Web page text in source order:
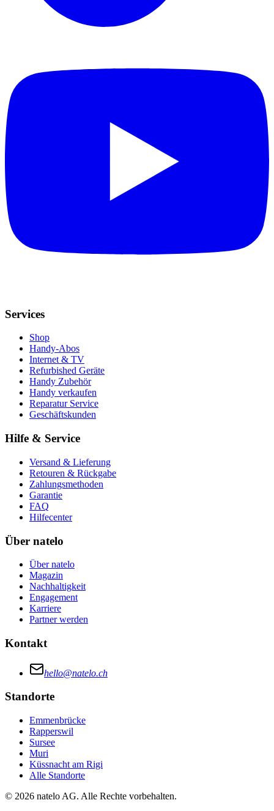
Services
Shop
Handy-Abos
Internet & TV
Refurbished Geräte
Handy Zubehör
Handy verkaufen
Reparatur Service
Geschäftskunden
Hilfe & Service
Versand & Lieferung
Retouren & Rückgabe
Zahlungsmethoden
Garantie
FAQ
Hilfecenter
Über natelo
Über natelo
Magazin
Nachhaltigkeit
Engagement
Karriere
Partner werden
Kontakt
hello@natelo.ch
Standorte
Emmenbrücke
Rapperswil
Sursee
Muri
Küssnacht am Rigi
Alle Standorte
© 2026 natelo AG. Alle Rechte vorbehalten.